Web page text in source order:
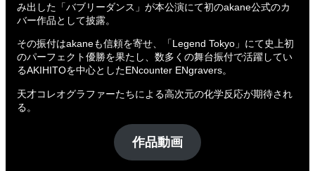
み出した「バブリーダンス」が本公演にて初のakane公式のカ
バー作品として披露。
その振付はakaneも信頼を寄せ、「Legend Tokyo」にて史上初
のパーフェクト優勝を果たし、数多くの舞台振付で活躍してい
るAKIHITOを中心としたENcounter ENgravers。
天才コレオグラファーたちによる高次元の化学反応が期待され
る。
作品動画